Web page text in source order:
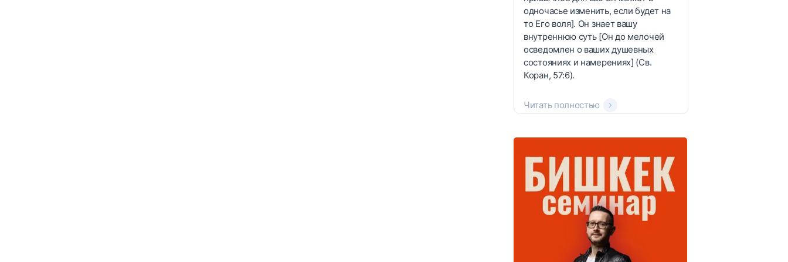
одночасье изменить, если будет на
то Его воля]. Он знает вашу
внутреннюю суть [Он до мелочей
осведомлен о ваших душевных
состояниях и намерениях] (Св.
Коран, 57:6).
Читать полностью